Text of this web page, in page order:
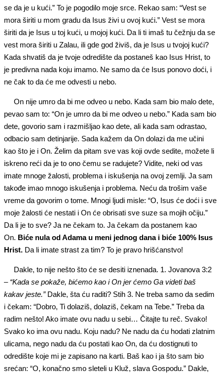
se da je u kući.” To je pogodilo moje srce. Rekao sam: “Vest se
mora širiti u mom gradu da Isus živi u ovoj kući.” Vest se mora
širiti da je Isus u toj kući, u mojoj kući. Da li ti imaš tu čežnju da se
vest mora širiti u Zalau, ili gde god živiš, da je Isus u tvojoj kući?
Kada shvatiš da je tvoje odredište da postaneš kao Isus Hrist, to
je predivna nada koju imamo. Ne samo da će Isus ponovo doći, i
ne čak to da će me odvesti u nebo.
On nije umro da bi me odveo u nebo. Kada sam bio malo dete,
pevao sam to: “On je umro da bi me odveo u nebo.” Kada sam bio
dete, govorio sam i razmišljao kao dete, ali kada sam odrastao,
odbacio sam detinjarije. Sada kažem da On dolazi da me učini
kao što je i On. Želim da pitam sve vas koji ovde sedite, možete li
iskreno reći da je to ono čemu se radujete? Vidite, neki od vas
imate mnoge žalosti, problema i iskušenja na ovoj zemlji. Ja sam
takođe imao mnogo iskušenja i problema. Neću da trošim vaše
vreme da govorim o tome. Mnogi ljudi misle: “O, Isus će doći i sve
moje žalosti će nestati i On će obrisati sve suze sa mojih očiju.”
Da li je to sve? Ja ne čekam to. Ja čekam da postanem kao
On. Biće nula od Adama u meni jednog dana i biće 100% Isus
Hrist. Da li imate strast za tim? To je pravo hrišćanstvo!
Dakle, to nije nešto što će se desiti iznenada. 1. Jovanova 3:2
– “Kada se pokaže, bićemo kao i On jer ćemo Ga videti baš
kakav jeste.” Dakle, šta ću raditi? Stih 3. Ne treba samo da sedim
i čekam: “Dobro, Ti dolaziš, dolaziš, čekam na Tebe.” Treba da
radim nešto! Ako imate ovu nadu u sebi… Čitajte tu reč. Svako!
Svako ko ima ovu nadu. Koju nadu? Ne nadu da ću hodati zlatnim
ulicama, nego nadu da ću postati kao On, da ću dostignuti to
odredište koje mi je zapisano na karti. Baš kao i ja što sam bio
srećan: “O, konačno smo sleteli u Kluž, slava Gospodu.” Dakle,